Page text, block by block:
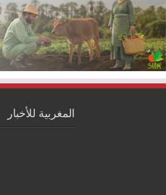
المغربية للأخبار